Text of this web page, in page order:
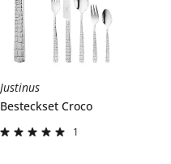
Justinus
Besteckset Croco
1